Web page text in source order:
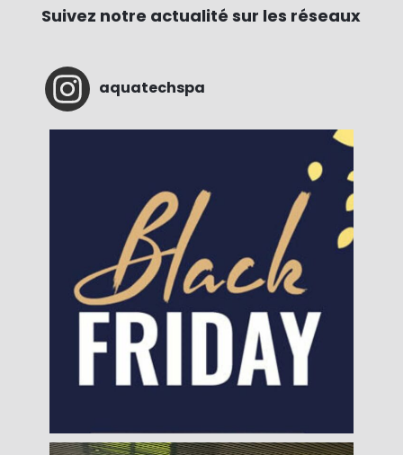
Suivez notre actualité sur les réseaux
aquatechspa